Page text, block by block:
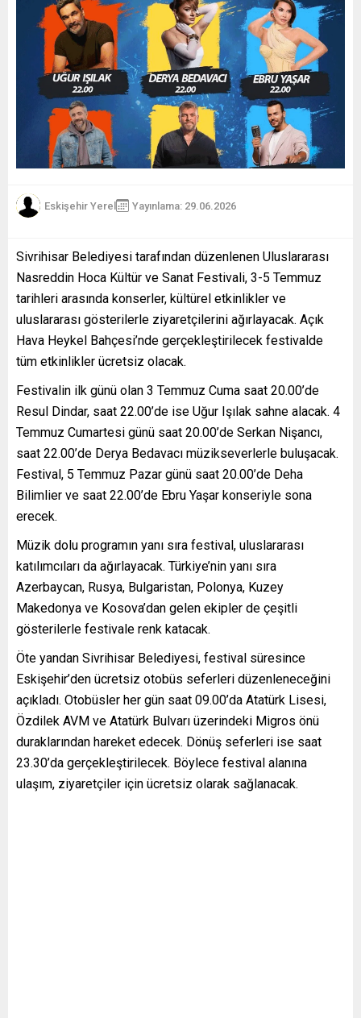
Eskişehir Yerel Yayınlama: 29.06.2026
Sivrihisar Belediyesi tarafından düzenlenen Uluslararası
Nasreddin Hoca Kültür ve Sanat Festivali, 3-5 Temmuz
tarihleri arasında konserler, kültürel etkinlikler ve
uluslararası gösterilerle ziyaretçilerini ağırlayacak. Açık
Hava Heykel Bahçesi’nde gerçekleştirilecek festivalde
tüm etkinlikler ücretsiz olacak.
Festivalin ilk günü olan 3 Temmuz Cuma saat 20.00’de
Resul Dindar, saat 22.00’de ise Uğur Işılak sahne alacak. 4
Temmuz Cumartesi günü saat 20.00’de Serkan Nişancı,
saat 22.00’de Derya Bedavacı müzikseverlerle buluşacak.
Festival, 5 Temmuz Pazar günü saat 20.00’de Deha
Bilimlier ve saat 22.00’de Ebru Yaşar konseriyle sona
erecek.
Müzik dolu programın yanı sıra festival, uluslararası
katılımcıları da ağırlayacak. Türkiye’nin yanı sıra
Azerbaycan, Rusya, Bulgaristan, Polonya, Kuzey
Makedonya ve Kosova’dan gelen ekipler de çeşitli
gösterilerle festivale renk katacak.
Öte yandan Sivrihisar Belediyesi, festival süresince
Eskişehir’den ücretsiz otobüs seferleri düzenleneceğini
açıkladı. Otobüsler her gün saat 09.00’da Atatürk Lisesi,
Özdilek AVM ve Atatürk Bulvarı üzerindeki Migros önü
duraklarından hareket edecek. Dönüş seferleri ise saat
23.30’da gerçekleştirilecek. Böylece festival alanına
ulaşım, ziyaretçiler için ücretsiz olarak sağlanacak.